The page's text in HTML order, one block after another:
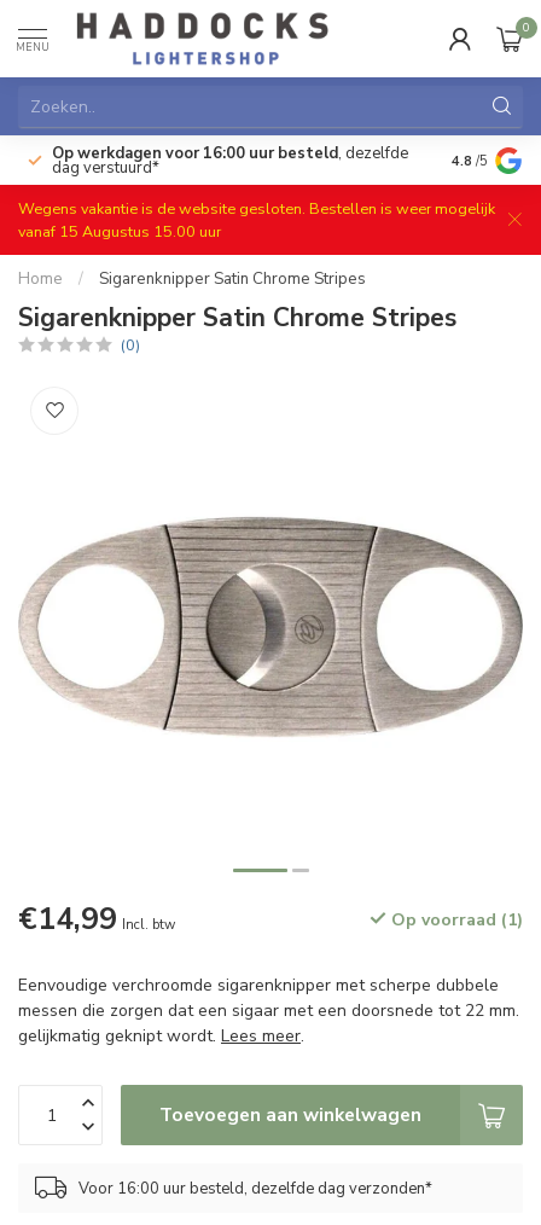
MENU
0
Op werkdagen voor 16:00 uur besteld, dezelfde
dag verstuurd* Gratis
4.8 /5
Wegens vakantie is de website gesloten. Bestellen is weer mogelijk
vanaf 15 Augustus 15.00 uur
Home / Sigarenknipper Satin Chrome Stripes
Sigarenknipper Satin Chrome Stripes
(0)
€14,99 Incl. btw Op voorraad (1)
Eenvoudige verchroomde sigarenknipper met scherpe dubbele
messen die zorgen dat een sigaar met een doorsnede tot 22 mm.
gelijkmatig geknipt wordt. Lees meer.
Toevoegen aan winkelwagen
Voor 16:00 uur besteld, dezelfde dag verzonden*